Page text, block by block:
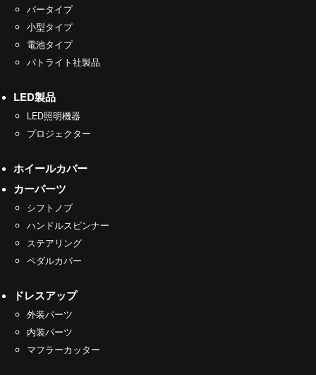
バータイプ
小型タイプ
電池タイプ
パトライト社製品
LED製品
LED照明機器
プロジェクター
ホイールカバー
カーパーツ
シフトノブ
ハンドルスピンナー
ステアリング
ペダルカバー
ドレスアップ
外装パーツ
内装パーツ
マフラーカッター